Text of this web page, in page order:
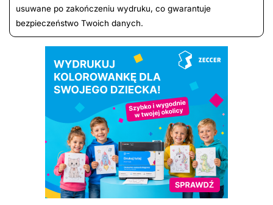
usuwane po zakończeniu wydruku, co gwarantuje
bezpieczeństwo Twoich danych.